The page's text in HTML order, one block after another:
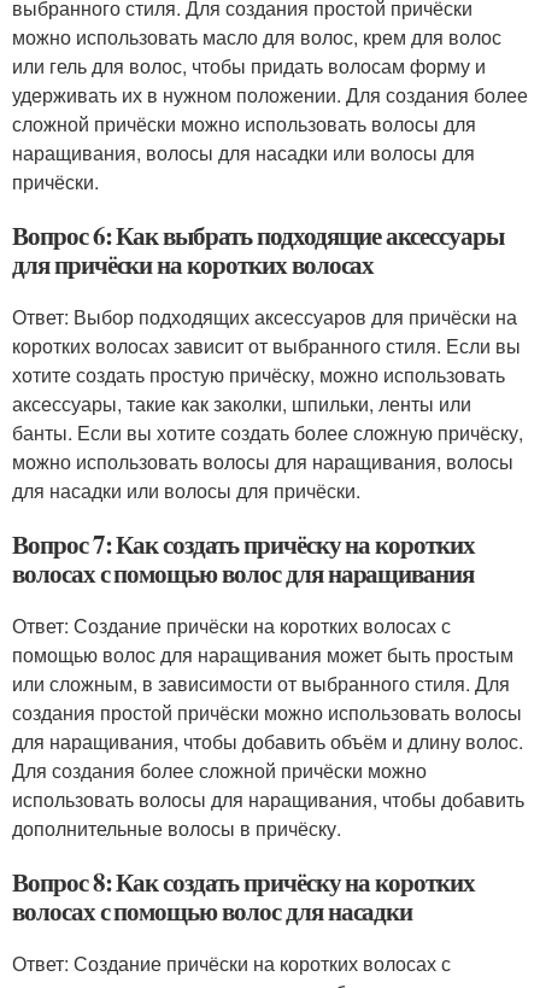
выбранного стиля. Для создания простой причёски
можно использовать масло для волос, крем для волос
или гель для волос, чтобы придать волосам форму и
удерживать их в нужном положении. Для создания более
сложной причёски можно использовать волосы для
наращивания, волосы для насадки или волосы для
причёски.
Вопрос 6: Как выбрать подходящие аксессуары
для причёски на коротких волосах
Ответ: Выбор подходящих аксессуаров для причёски на
коротких волосах зависит от выбранного стиля. Если вы
хотите создать простую причёску, можно использовать
аксессуары, такие как заколки, шпильки, ленты или
банты. Если вы хотите создать более сложную причёску,
можно использовать волосы для наращивания, волосы
для насадки или волосы для причёски.
Вопрос 7: Как создать причёску на коротких
волосах с помощью волос для наращивания
Ответ: Создание причёски на коротких волосах с
помощью волос для наращивания может быть простым
или сложным, в зависимости от выбранного стиля. Для
создания простой причёски можно использовать волосы
для наращивания, чтобы добавить объём и длину волос.
Для создания более сложной причёски можно
использовать волосы для наращивания, чтобы добавить
дополнительные волосы в причёску.
Вопрос 8: Как создать причёску на коротких
волосах с помощью волос для насадки
Ответ: Создание причёски на коротких волосах с